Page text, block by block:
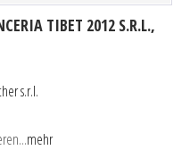
TIBET 2012 S.R.L.,
s.r.l.
mehr